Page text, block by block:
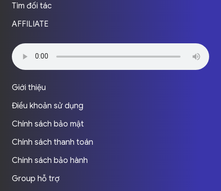
Tìm đối tác
AFFILIATE
Giới thiệu
Điều khoản sử dụng
Chính sách bảo mật
Chính sách thanh toán
Chính sách bảo hành
Group hỗ trợ